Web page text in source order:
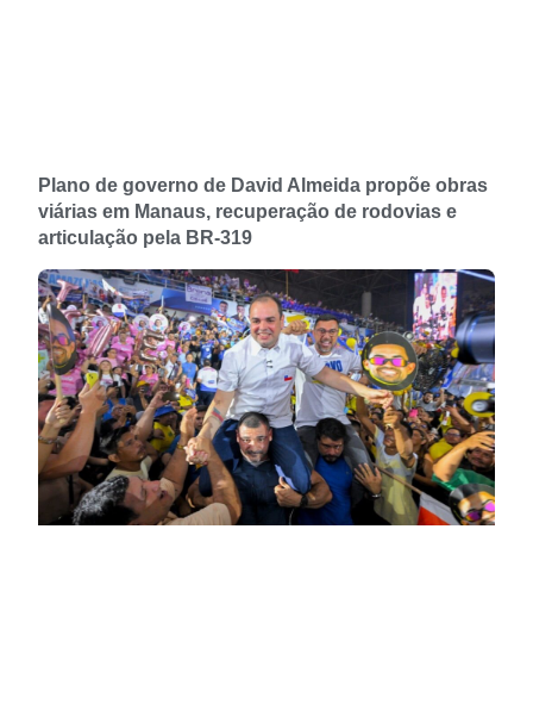
Plano de governo de David Almeida propõe obras
viárias em Manaus, recuperação de rodovias e
articulação pela BR-319